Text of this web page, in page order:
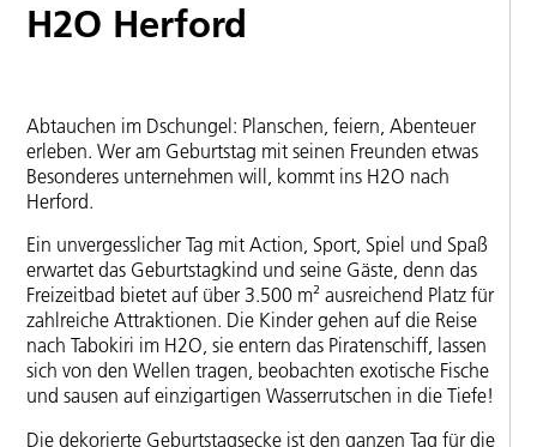
H2O Herford
Abtauchen im Dschungel: Planschen, feiern, Abenteuer
erleben. Wer am Geburtstag mit seinen Freunden etwas
Besonderes unternehmen will, kommt ins H2O nach
Herford.
Ein unvergesslicher Tag mit Action, Sport, Spiel und Spaß
erwartet das Geburtstagkind und seine Gäste, denn das
Freizeitbad bietet auf über 3.500 m² ausreichend Platz für
zahlreiche Attraktionen. Die Kinder gehen auf die Reise
nach Tabokiri im H2O, sie entern das Piratenschiff, lassen
sich von den Wellen tragen, beobachten exotische Fische
und sausen auf einzigartigen Wasserrutschen in die Tiefe!
Die dekorierte Geburtstagsecke ist den ganzen Tag für die